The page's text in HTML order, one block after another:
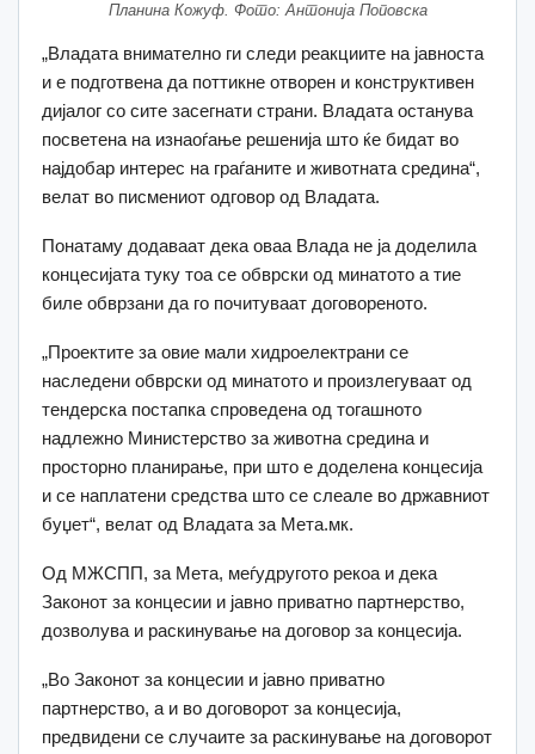
Планина Кожуф. Фото: Антонија Поповска
„Владата внимателно ги следи реакциите на јавноста
и е подготвена да поттикне отворен и конструктивен
дијалог со сите засегнати страни. Владата останува
посветена на изнаоѓање решенија што ќе бидат во
најдобар интерес на граѓаните и животната средина“,
велат во писмениот одговор од Владата.
Понатаму додаваат дека оваа Влада не ја доделила
концесијата туку тоа се обврски од минатото а тие
биле обврзани да го почитуваат договореното.
„Проектите за овие мали хидроелектрани се
наследени обврски од минатото и произлегуваат од
тендерска постапка спроведена од тогашното
надлежно Министерство за животна средина и
просторно планирање, при што е доделена концесија
и се наплатени средства што се слеале во државниот
буџет“, велат од Владата за Мета.мк.
Од МЖСПП, за Мета, меѓудругото рекоа и дека
Законот за концесии и јавно приватно партнерство,
дозволува и раскинување на договор за концесија.
„Во Законот за концесии и јавно приватно
партнерство, а и во договорот за концесија,
предвидени се случаите за раскинување на договорот